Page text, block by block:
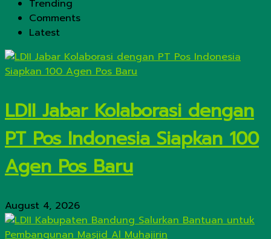
Trending
Comments
Latest
LDII Jabar Kolaborasi dengan
PT Pos Indonesia Siapkan 100
Agen Pos Baru
August 4, 2026